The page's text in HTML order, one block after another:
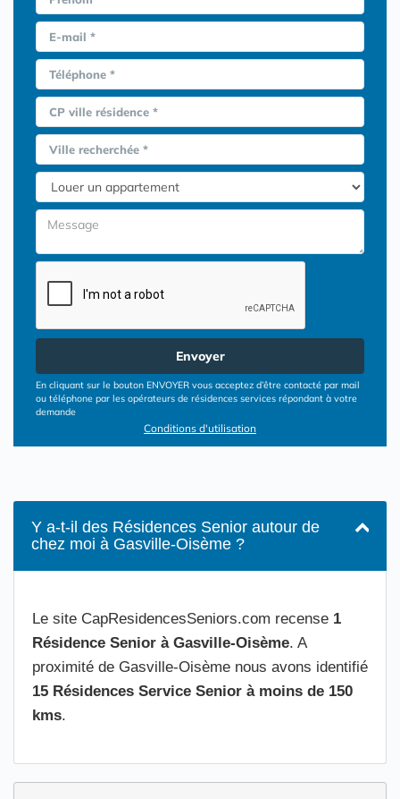
E-mail *
Téléphone *
CP ville résidence *
Ville recherchée *
Envoyer
En cliquant sur le bouton ENVOYER vous acceptez d’être contacté par mail
ou téléphone par les opérateurs de résidences services répondant à votre
demande
Conditions d'utilisation
Y a-t-il des Résidences Senior autour de
chez moi à Gasville-Oisème ?
Le site CapResidencesSeniors.com recense 1
Résidence Senior à Gasville-Oisème. A
proximité de Gasville-Oisème nous avons identifié
15 Résidences Service Senior à moins de 150
kms.